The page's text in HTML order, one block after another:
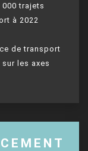
trajets
à 2022
de transport
les axes